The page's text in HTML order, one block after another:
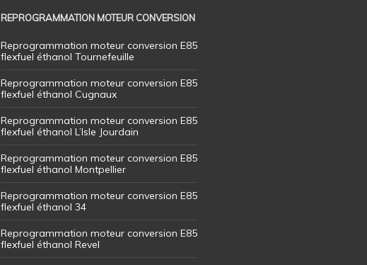
REPROGRAMMATION MOTEUR CONVERSION
Reprogrammation moteur conversion E85
flexfuel éthanol Tournefeuille
Reprogrammation moteur conversion E85
flexfuel éthanol Cugnaux
Reprogrammation moteur conversion E85
flexfuel éthanol L’Isle Jourdain
Reprogrammation moteur conversion E85
flexfuel éthanol Montpellier
Reprogrammation moteur conversion E85
flexfuel éthanol 34
Reprogrammation moteur conversion E85
flexfuel éthanol Revel